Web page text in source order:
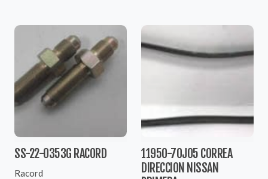
SS-22-0353G RACORD
Racord
11950-70J05 CORREA
DIRECCION NISSAN